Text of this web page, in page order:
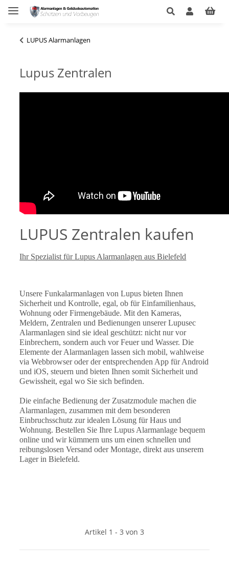
LUPUS Alarmanlagen
Lupus Zentralen
LUPUS Zentralen kaufen
Ihr Spezialist für Lupus Alarmanlagen aus Bielefeld
Unsere Funkalarmanlagen von Lupus bieten Ihnen
Sicherheit und Kontrolle, egal, ob für Einfamilienhaus,
Wohnung oder Firmengebäude. Mit den Kameras,
Meldern, Zentralen und Bedienungen unserer Lupusec
Alarmanlagen sind sie ideal geschützt: nicht nur vor
Einbrechern, sondern auch vor Feuer und Wasser. Die
Elemente der Alarmanlagen lassen sich mobil, wahlweise
via Webbrowser oder der entsprechenden App für Android
und iOS, steuern und bieten Ihnen somit Sicherheit und
Gewissheit, egal wo Sie sich befinden.
Die einfache Bedienung der Zusatzmodule machen die
Alarmanlagen, zusammen mit dem besonderen
Einbruchsschutz zur idealen Lösung für Haus und
Wohnung. Bestellen Sie Ihre Lupus Alarmanlage bequem
online und wir kümmern uns um einen schnellen und
reibungslosen Versand oder Montage, direkt aus unserem
Lager in Bielefeld.
Artikel 1 - 3 von 3